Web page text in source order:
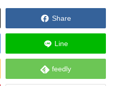
 Share
Line
 feedly